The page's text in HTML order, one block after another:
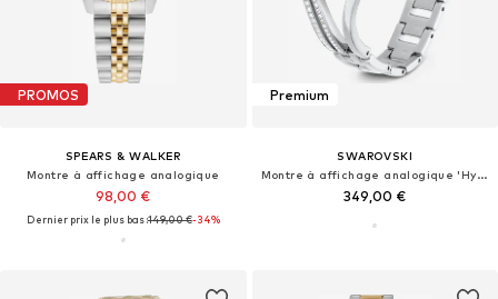
PROMOS
SPEARS & WALKER
Montre à affichage analogique
98,00 €
Dernier prix le plus bas :149,00 €-34%
Premium
SWAROVSKI
Montre à affichage analogique 'Hyperbola'
349,00 €